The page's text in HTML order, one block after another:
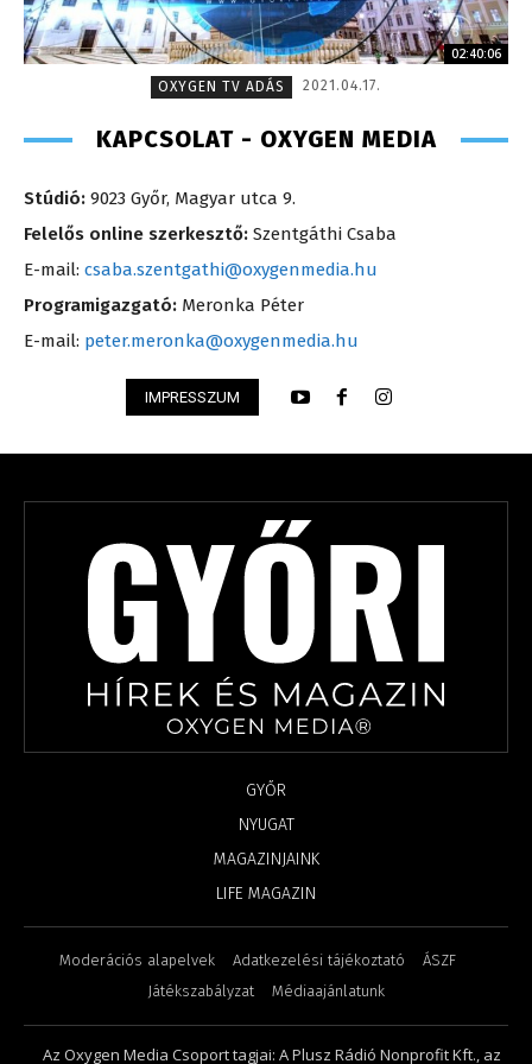
02:40:06
OXYGEN TV ADÁS
2021.04.17.
KAPCSOLAT - OXYGEN MEDIA
Stúdió: 9023 Győr, Magyar utca 9.
Felelős online szerkesztő: Szentgáthi Csaba
E-mail: csaba.szentgathi@oxygenmedia.hu
Programigazgató: Meronka Péter
E-mail: peter.meronka@oxygenmedia.hu
IMPRESSZUM
GYŐR
NYUGAT
MAGAZINJAINK
LIFE MAGAZIN
Moderációs alapelvek Adatkezelési tájékoztató
ÁSZF
Játékszabályzat
Médiaajánlatunk
Az Oxygen Media Csoport tagjai: A Plusz Rádió Nonprofit Kft., az